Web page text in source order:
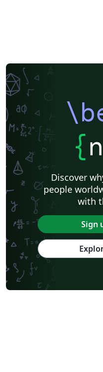
{
Discover
people
with
Sign